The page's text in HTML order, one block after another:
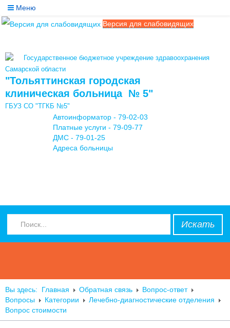
Версия для слабовидящих
Меню
Службы
Обратная связь
Мы в соцсетях
Государственное бюджетное учреждение здравоохранения
Самарской области
"Тольяттинская городская
клиническая больница № 5"
ГБУЗ СО "ТГКБ №5"
Автоинформатор - 79-02-03
Платные услуги - 79-09-77
ДМС - 79-01-25
Адреса больницы
Искать
Вы здесь: Главная Обратная связь
Вопрос-ответ
Вопросы
Категории
Лечебно-диагностические отделения
Вопрос стоимости